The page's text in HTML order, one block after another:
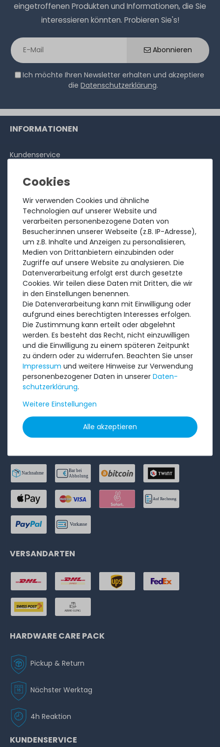
eingetroffenen Produkten und Informationen, die Sie
interessieren könnten. Probieren Sie's!
Abonnieren
Ich möchte Ihren Newsletter erhalten und akzeptiere
die Datenschutzerklärung.
Wir verwenden Cookies und ähnliche
Technologien auf unserer Website und
verarbeiten personenbezogene Daten von
Besucher:innen unserer Webseite (z.B. IP-Adresse),
um z.B. Inhalte und Anzeigen zu personalisieren,
Medien von Drittanbietern einzubinden oder
Zugriffe auf unsere Website zu analysieren. Die
Datenverarbeitung erfolgt erst durch gesetzte
Cookies. Wir teilen diese Daten mit Dritten, die wir
in den Einstellungen benennen.
Die Datenverarbeitung kann mit Einwilligung oder
aufgrund eines berechtigten Interesses erfolgen.
Die Zustimmung kann erteilt oder abgelehnt
werden. Es besteht das Recht, nicht einzuwilligen
und die Einwilligung zu einem späteren Zeitpunkt
zu ändern oder zu widerrufen. Beachten Sie unser
Impressum und weitere Hinweise zur Verwendung
personenbezogener Daten in unserer Daten­
schutz­erklärung.
Weitere Einstellungen
Alle akzeptieren
INFORMATIONEN
Kundenservice
Über uns
Ankauf
Referenzen
Bewertungen
Versandkosten
Zahlungsarten
RECHTLICHES
AGB
Widerrufs­recht
Batterieentsorgung
Datenschutzerklärung
Barrierefreiheitserklärung
Impressum
VERSANDARTEN
HARDWARE CARE PACK
Pickup & Return
Nächster Werktag
4h Reaktion
KUNDENSERVICE